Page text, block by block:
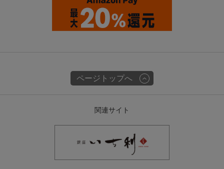
ページトップへ
関連サイト